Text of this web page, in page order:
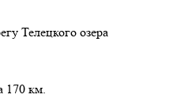
Телецкого озера
170 км.